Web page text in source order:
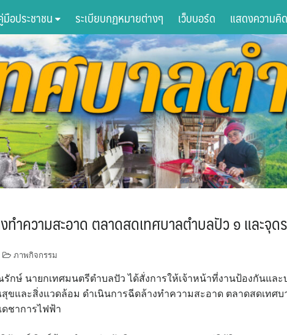
มือประชาชน ระเบียบกฏหมายต่างๆ เว็บบอร์ด แสดงความคิ
ทำความสะอาด ตลาดสดเทศบาลตำบลปัว ๑ และจุด
ภาพกิจกรรม
กษ์ นายกเทศมนตรีตำบลปัว ได้สั่งการให้เจ้าหน้าที่งานป้องกันและ
และสิ่งแวดล้อม ดำเนินการฉีดล้างทำความสะอาด ตลาดสดเทศบ
ดชาการไฟฟ้า